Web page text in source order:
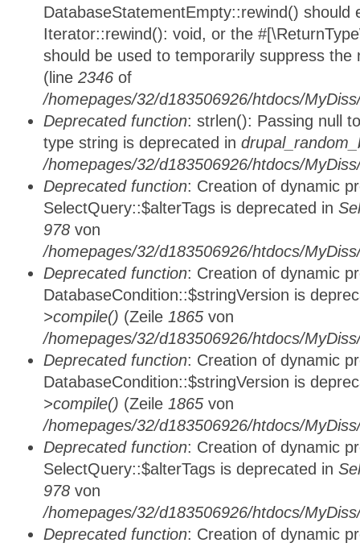
DatabaseStatementEmpty::rewind() should
Iterator::rewind(): void, or the
should be used to temporarily suppress
(line 2346 of
/homepages/32/d183506926/htdocs/
Deprecated function: strlen(): Passing null
type string is deprecated in
/homepages/32/d183506926/htdocs/
Deprecated function: Creation of dynamic
SelectQuery::$alterTags is deprecated in
978 von
/homepages/32/d183506926/htdocs/
Deprecated function: Creation of dynamic
DatabaseCondition::$stringVersion is
>compile() (Zeile 1865 von
/homepages/32/d183506926/htdocs/
Deprecated function: Creation of dynamic
DatabaseCondition::$stringVersion is
>compile() (Zeile 1865 von
/homepages/32/d183506926/htdocs/
Deprecated function: Creation of dynamic
SelectQuery::$alterTags is deprecated in
978 von
/homepages/32/d183506926/htdocs/
Deprecated function: Creation of dynamic